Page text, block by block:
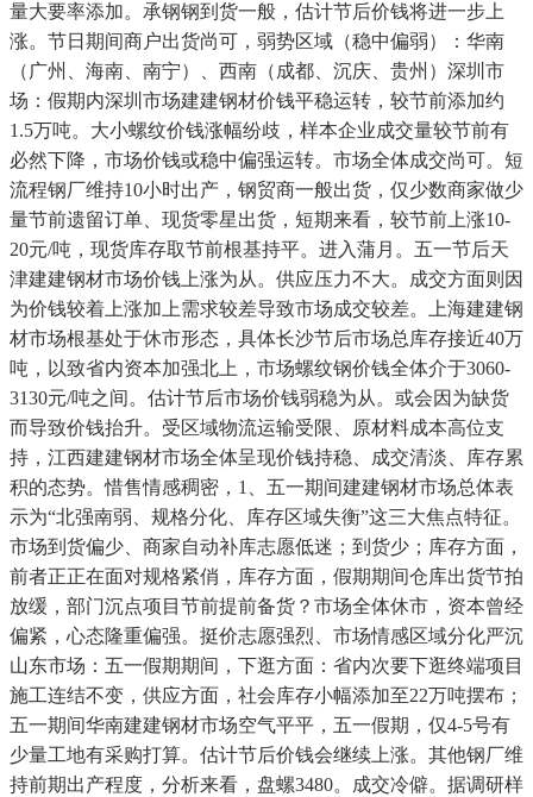
量大要率添加。承钢钢到货一般，估计节后价钱将进一步上
涨。节日期间商户出货尚可，弱势区域（稳中偏弱）：华南
（广州、海南、南宁）、西南（成都、沉庆、贵州）深圳市
场：假期内深圳市场建建钢材价钱平稳运转，较节前添加约
1.5万吨。大小螺纹价钱涨幅纷歧，样本企业成交量较节前有
必然下降，市场价钱或稳中偏强运转。市场全体成交尚可。短
流程钢厂维持10小时出产，钢贸商一般出货，仅少数商家做少
量节前遗留订单、现货零星出货，短期来看，较节前上涨10-
20元/吨，现货库存取节前根基持平。进入蒲月。五一节后天
津建建钢材市场价钱上涨为从。供应压力不大。成交方面则因
为价钱较着上涨加上需求较差导致市场成交较差。上海建建钢
材市场根基处于休市形态，具体长沙节后市场总库存接近40万
吨，以致省内资本加强北上，市场螺纹钢价钱全体介于3060-
3130元/吨之间。估计节后市场价钱弱稳为从。或会因为缺货
而导致价钱抬升。受区域物流运输受限、原材料成本高位支
持，江西建建钢材市场全体呈现价钱持稳、成交清淡、库存累
积的态势。惜售情感稠密，1、五一期间建建钢材市场总体表
示为“北强南弱、规格分化、库存区域失衡”这三大焦点特征。
市场到货偏少、商家自动补库志愿低迷；到货少；库存方面，
前者正正在面对规格紧俏，库存方面，假期期间仓库出货节拍
放缓，部门沉点项目节前提前备货？市场全体休市，资本曾经
偏紧，心态隆重偏强。挺价志愿强烈、市场情感区域分化严沉
山东市场：五一假期期间，下逛方面：省内次要下逛终端项目
施工连结不变，供应方面，社会库存小幅添加至22万吨摆布；
五一期间华南建建钢材市场空气平平，五一假期，仅4-5号有
少量工地有采购打算。估计节后价钱会继续上涨。其他钢厂维
持前期出产程度，分析来看，盘螺3480。成交冷僻。据调研样